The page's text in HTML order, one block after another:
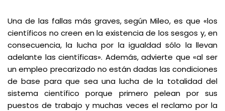
Una de las fallas más graves, según Mileo, es que «los
científicos no creen en la existencia de los sesgos y, en
consecuencia, la lucha por la igualdad sólo la llevan
adelante las científicas». Además, advierte que «al ser
un empleo precarizado no están dadas las condiciones
de base para que sea una lucha de la totalidad del
sistema científico porque primero pelean por sus
puestos de trabajo y muchas veces el reclamo por la